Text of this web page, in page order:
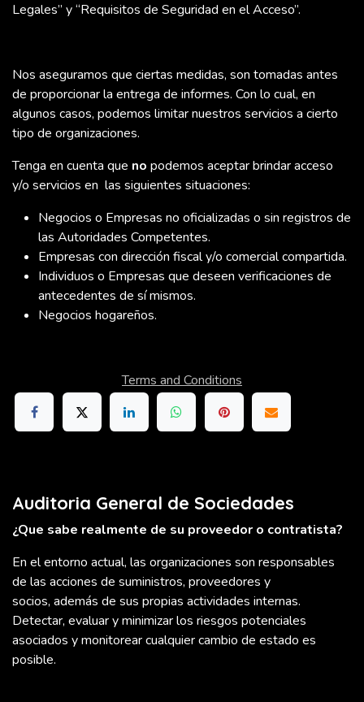
Legales” y “Requisitos de Seguridad en el Acceso”.
Nos aseguramos que ciertas medidas, son tomadas antes
de proporcionar la entrega de informes. Con lo cual, en
algunos casos, podemos limitar nuestros servicios a cierto
tipo de organizaciones.
Tenga en cuenta que no podemos aceptar brindar acceso
y/o servicios en las siguientes situaciones:
Negocios o Empresas no oficializadas o sin registros de
las Autoridades Competentes.
Empresas con dirección fiscal y/o comercial compartida.
Individuos o Empresas que deseen verificaciones de
antecedentes de sí mismos.
Negocios hogareños.
Terms and Conditions
Auditoria General de Sociedades
¿Que sabe realmente de su proveedor o contratista?
En el entorno actual, las organizaciones son responsables
de las acciones de suministros, proveedores y
socios, además de sus propias actividades internas.
Detectar, evaluar y minimizar los riesgos potenciales
asociados y monitorear cualquier cambio de estado es
posible.